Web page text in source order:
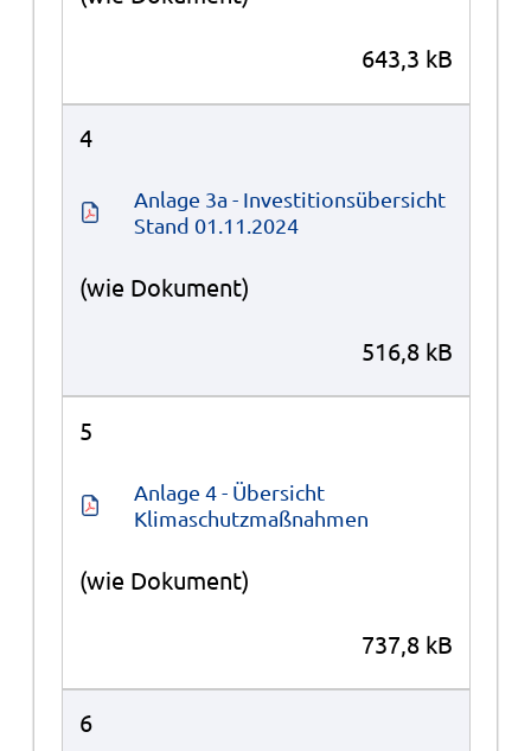
643,3 kB
4
Anlage 3a - Investitionsübersicht
Stand 01.11.2024
(wie Dokument)
516,8 kB
5
Anlage 4 - Übersicht
Klimaschutzmaßnahmen
(wie Dokument)
737,8 kB
6